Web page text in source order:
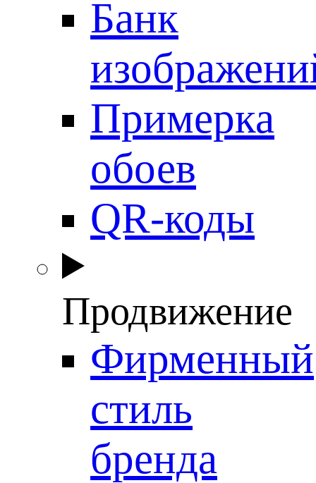
Банк
Примерка
обоев
QR-коды
Продвижение
Фирменный
стиль
бренда